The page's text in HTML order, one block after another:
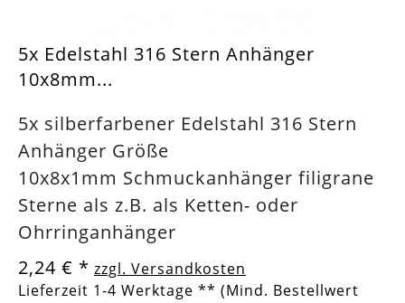
5x Edelstahl 316 Stern Anhänger
10x8mm...
5x silberfarbener Edelstahl 316 Stern
Anhänger Größe
10x8x1mm Schmuckanhänger filigrane
Sterne als z.B. als Ketten- oder
Ohrringanhänger
2,24 € * zzgl. Versandkosten
Lieferzeit 1-4 Werktage ** (Mind. Bestellwert